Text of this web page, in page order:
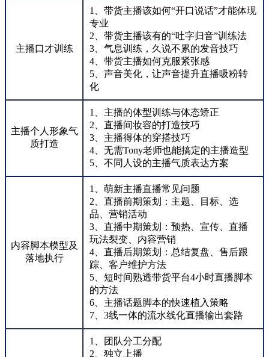
主播口才训练
1、带货主播该如何“开口说话”才能体现
专业
2、带货主播该有的“吐字归音”训练法
3、气息训练，久说不累的发音技巧
4、带货主播如何克服紧张感
5、声音美化，让声音提升直播吸粉转
化
主播个人形象气
质打造
1、主播的体型训练与体态矫正
2、直播间妆容的打造技巧
3、主播得体的穿搭技巧
4、无需Tony老师也能搞定的主播造型
5、不同人设的主播气质表达方案
内容脚本模型及
落地执行
1、萌新主播直播常见问题
2、直播前期策划：主题、目标、选
品、营销活动
3、直播中期策划：预热、宣传、直播
玩法裂变、内容营销
4、直播后期策划：总结复盘、售后跟
踪、客户维护方法
5、短时间熟透带货平台4小时直播脚本
的方法
6、主播话题脚本的快速植入策略
7、3线一体的流水线化直播输出套路
1、团队分工分配
2、独立上播